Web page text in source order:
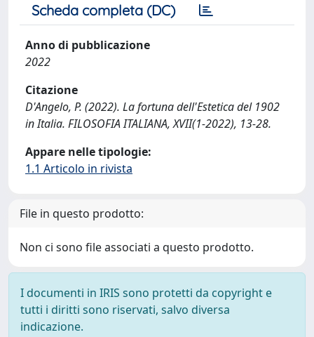
Scheda completa (DC)
Anno di pubblicazione
2022
Citazione
D'Angelo, P. (2022). La fortuna dell'Estetica del 1902
in Italia. FILOSOFIA ITALIANA, XVII(1-2022), 13-28.
Appare nelle tipologie:
1.1 Articolo in rivista
File in questo prodotto:
Non ci sono file associati a questo prodotto.
I documenti in IRIS sono protetti da copyright e
tutti i diritti sono riservati, salvo diversa
indicazione.